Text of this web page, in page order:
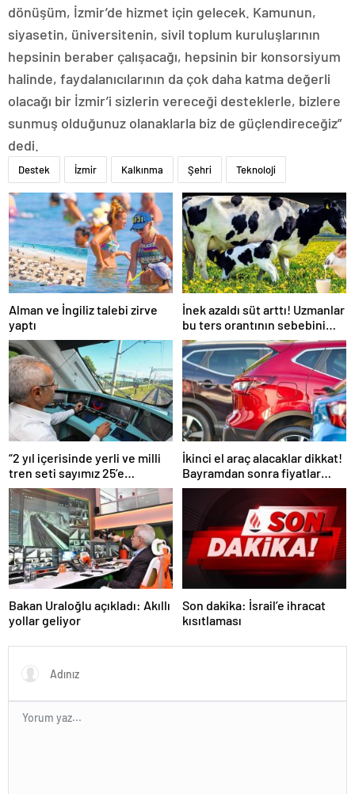
dönüşüm, İzmir’de hizmet için gelecek. Kamunun,
siyasetin, üniversitenin, sivil toplum kuruluşlarının
hepsinin beraber çalışacağı, hepsinin bir konsorsiyum
halinde, faydalanıcılarının da çok daha katma değerli
olacağı bir İzmir’i sizlerin vereceği desteklerle, bizlere
sunmuş olduğunuz olanaklarla biz de güçlendireceğiz”
dedi.
Destek İzmir Kalkınma Şehri Teknoloji
Alman ve İngiliz talebi zirve
yaptı
İnek azaldı süt arttı! Uzmanlar
bu ters orantının sebebini
açıkladı
“2 yıl içerisinde yerli ve milli
tren seti sayımız 25’e
ulaşacak”
İkinci el araç alacaklar dikkat!
Bayramdan sonra fiyatlar
artacak mı? İşte cevabı…
Bakan Uraloğlu açıkladı: Akıllı
yollar geliyor
Son dakika: İsrail’e ihracat
kısıtlaması